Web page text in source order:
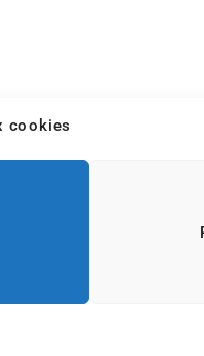
cookies